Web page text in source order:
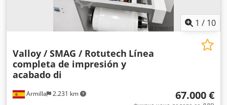
1 / 10
Armilla 2.231 km
Valloy / SMAG / Rotutech Línea
completa de impresión y
acabado di
67.000 €